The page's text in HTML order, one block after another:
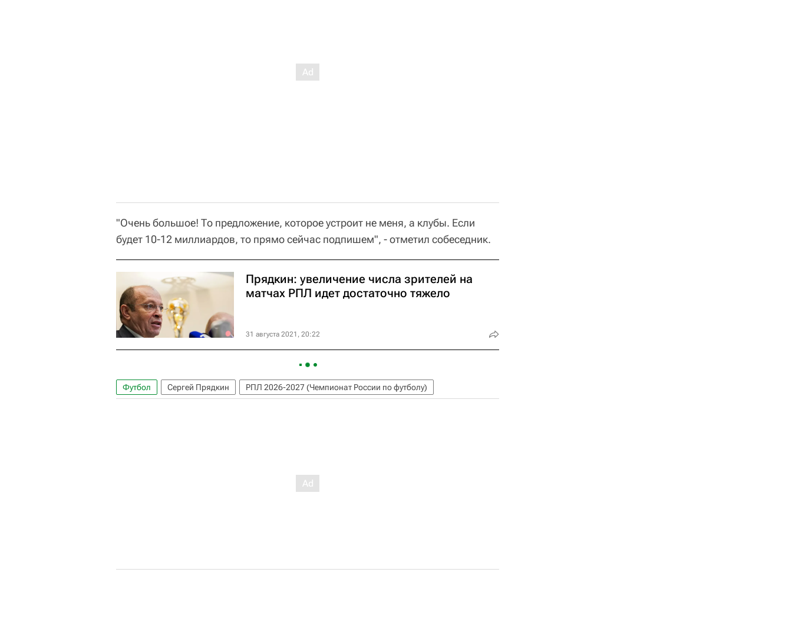
"Очень большое! То предложение, которое устроит не меня, а клубы. Если
будет 10-12 миллиардов, то прямо сейчас подпишем", - отметил собеседник.
Прядкин: увеличение числа зрителей на
матчах РПЛ идет достаточно тяжело
31 августа 2021, 20:22
Футбол Сергей Прядкин РПЛ 2026-2027 (Чемпионат России по футболу)